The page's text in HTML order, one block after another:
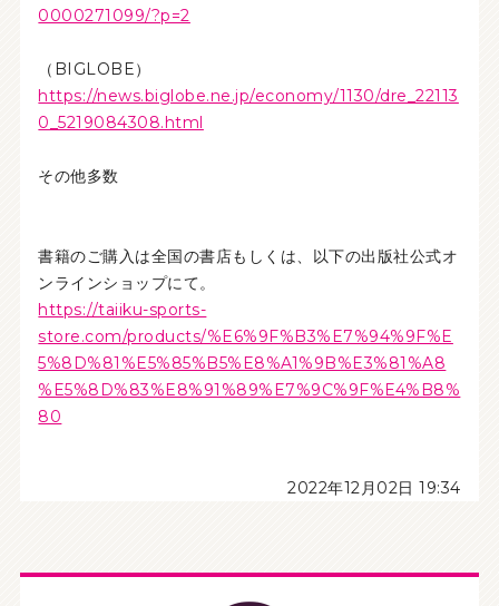
0000271099/?p=2
（BIGLOBE）
https://news.biglobe.ne.jp/economy/1130/dre_22113
0_5219084308.html
その他多数
書籍のご購入は全国の書店もしくは、以下の出版社公式オ
ンラインショップにて。
https://taiiku-sports-
store.com/products/%E6%9F%B3%E7%94%9F%E
5%8D%81%E5%85%B5%E8%A1%9B%E3%81%A8
%E5%8D%83%E8%91%89%E7%9C%9F%E4%B8%
80
2022年12月02日 19:34